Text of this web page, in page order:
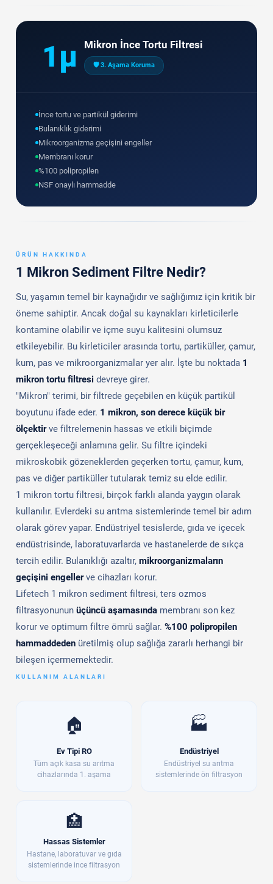
1µ Mikron İnce Tortu Filtresi
🛡️ 3. Aşama Koruma
İnce tortu ve partikül giderimi
Bulanıklık giderimi
Mikroorganizma geçişini engeller
Membranı korur
%100 polipropilen
NSF onaylı hammadde
ÜRÜN HAKKINDA
1 Mikron Sediment Filtre Nedir?
Su, yaşamın temel bir kaynağıdır ve sağlığımız için kritik bir
öneme sahiptir. Ancak doğal su kaynakları kirleticilerle
kontamine olabilir ve içme suyu kalitesini olumsuz
etkileyebilir. Bu kirleticiler arasında tortu, partiküller, çamur,
kum, pas ve mikroorganizmalar yer alır. İşte bu noktada 1
mikron tortu filtresi devreye girer.
"Mikron" terimi, bir filtrede geçebilen en küçük partikül
boyutunu ifade eder. 1 mikron, son derece küçük bir
ölçektirve filtrelemenin hassas ve etkili biçimde
gerçekleşeceği anlamına gelir. Su filtre içindeki
mikroskobik gözeneklerden geçerken tortu, çamur, kum,
pas ve diğer partiküller tutularak temiz su elde edilir.
1 mikron tortu filtresi, birçok farklı alanda yaygın olarak
kullanılır. Evlerdeki su arıtma sistemlerinde temel bir adım
olarak görev yapar. Endüstriyel tesislerde, gıda ve içecek
endüstrisinde, laboratuvarlarda ve hastanelerde de sıkça
tercih edilir. Bulanıklığı azaltır, mikroorganizmaların
geçişini engellerve cihazları korur.
Lifetech 1 mikron sediment filtresi, ters ozmos
filtrasyonunun üçüncü aşamasında membranı son kez
korur ve optimum filtre ömrü sağlar. %100 polipropilen
hammaddeden üretilmiş olup sağlığa zararlı herhangi bir
bileşen içermemektedir.
KULLANIM ALANLARI
🏠
Ev Tipi RO
Tüm açık kasa su arıtma
cihazlarında 1. aşama
🏭
Endüstriyel
Endüstriyel su arıtma
sistemlerinde ön filtrasyon
🏥
Hassas Sistemler
Hastane, laboratuvar ve gıda
sistemlerinde ince filtrasyon